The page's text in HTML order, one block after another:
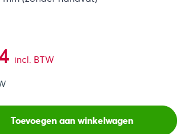
Huidige
is:
incl. BTW
Toevoegen aan winkelwagen